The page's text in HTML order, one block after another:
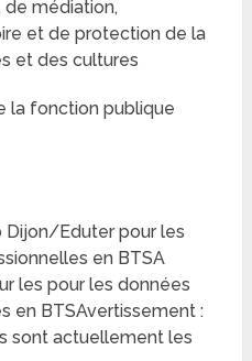
de médiation,
et de protection de la
et des cultures
la fonction publique
Dijon/Eduter pour les
en BTSA
les pour les données
en BTSAvertissement :
sont actuellement les